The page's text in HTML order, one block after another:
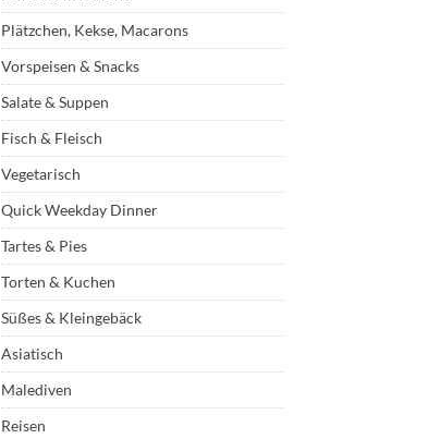
Plätzchen, Kekse, Macarons
Vorspeisen & Snacks
Salate & Suppen
Fisch & Fleisch
Vegetarisch
Quick Weekday Dinner
Tartes & Pies
Torten & Kuchen
Süßes & Kleingebäck
Asiatisch
Malediven
Reisen